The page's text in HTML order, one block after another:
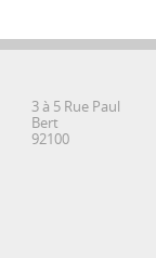
3 à 5 Rue Paul
Bert
92100